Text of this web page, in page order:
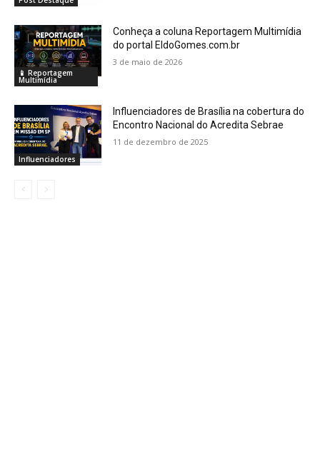
📱 Reportagem
Multimídia
Conheça a coluna Reportagem Multimídia
do portal EldoGomes.com.br
3 de maio de 2026
Influenciadores
Influenciadores de Brasília na cobertura do
Encontro Nacional do Acredita Sebrae
11 de dezembro de 2025